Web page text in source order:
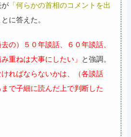
が 「何らかの首相のコメントを出
に答えた。
去の）５０年談話、６０年談話、
重ねは大事にしたい」
と強調。
ければならないかは、（各談話
で子細に読んだ上で判断した